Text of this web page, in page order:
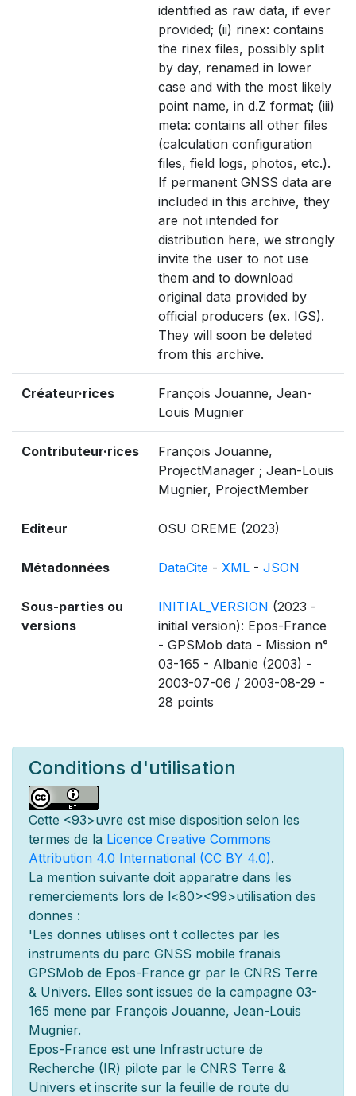
identified as raw data, if ever
provided; (ii) rinex: contains
the rinex files, possibly split
by day, renamed in lower
case and with the most likely
point name, in d.Z format; (iii)
meta: contains all other files
(calculation configuration
files, field logs, photos, etc.).
If permanent GNSS data are
included in this archive, they
are not intended for
distribution here, we strongly
invite the user to not use
them and to download
original data provided by
official producers (ex. IGS).
They will soon be deleted
from this archive.
Créateur·rices
François Jouanne, Jean-
Louis Mugnier
Contributeur·rices
François Jouanne,
ProjectManager ; Jean-Louis
Mugnier, ProjectMember
Editeur OSU OREME (2023)
Métadonnées DataCite - XML - JSON
Sous-parties ou
versions
INITIAL_VERSION (2023 -
initial version): Epos-France
- GPSMob data - Mission n°
03-165 - Albanie (2003) -
2003-07-06 / 2003-08-29 -
28 points
Conditions d'utilisation
Cette <93>uvre est mise disposition selon les
termes de la Licence Creative Commons
Attribution 4.0 International (CC BY 4.0).
La mention suivante doit apparatre dans les
remerciements lors de l<80><99>utilisation des
donnes :
'Les donnes utilises ont t collectes par les
instruments du parc GNSS mobile franais
GPSMob de Epos-France gr par le CNRS Terre
& Univers. Elles sont issues de la campagne 03-
165 mene par François Jouanne, Jean-Louis
Mugnier.
Epos-France est une Infrastructure de
Recherche (IR) pilote par le CNRS Terre &
Univers et inscrite sur la feuille de route du